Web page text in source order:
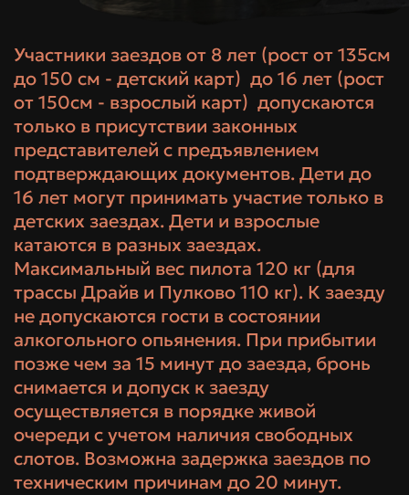
Участники заездов от 8 лет (рост от 135см
до 150 см - детский карт) до 16 лет (рост
от 150см - взрослый карт) допускаются
только в присутствии законных
представителей с предъявлением
подтверждающих документов. Дети до
16 лет могут принимать участие только в
детских заездах. Дети и взрослые
катаются в разных заездах.
Максимальный вес пилота 120 кг (для
трассы Драйв и Пулково 110 кг). К заезду
не допускаются гости в состоянии
алкогольного опьянения. При прибытии
позже чем за 15 минут до заезда, бронь
снимается и допуск к заезду
осуществляется в порядке живой
очереди с учетом наличия свободных
слотов. Возможна задержка заездов по
техническим причинам до 20 минут.